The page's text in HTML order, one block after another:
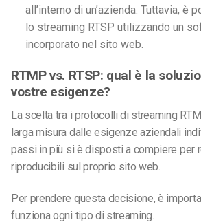
all’interno di un’azienda. Tuttavia, è
lo streaming RTSP utilizzando un
incorporato nel sito web.
RTMP vs. RTSP: qual è la
vostre esigenze?
La scelta tra i protocolli di streaming
larga misura dalle esigenze aziendali
passi in più si è disposti a compiere per
riproducibili sul proprio sito web.
Per prendere questa decisione, è
funziona ogni tipo di streaming.